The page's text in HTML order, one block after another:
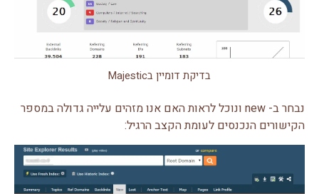
בדיקת דומיין בMajestic
נבחר ב- new ונוכל לראות האם אנו מזהים עלייה גדולה במספר
הקישורים הנכנסים לעומת הקצב הרגיל: